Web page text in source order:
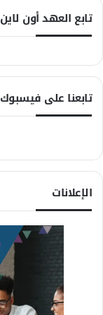
تابع العهد أون
تابعنا على فيسبوك
الإعلانات